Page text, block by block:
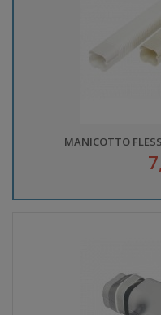
MANICOTTO